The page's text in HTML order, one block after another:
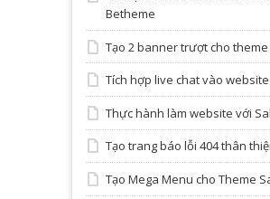
Betheme
Tạo 2 banner trượt cho
Tích hợp live chat vào website
Thực hành làm website với
Tạo trang báo lỗi 404 thân
Tạo Mega Menu cho Theme